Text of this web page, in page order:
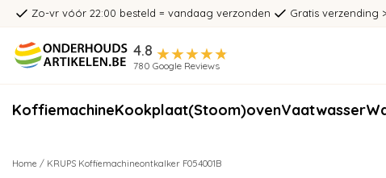
Zo-vr vóór 22:00 besteld = vandaag verzonden Gratis verzending
4.8
780 Google Reviews
KoffiemachineKookplaat(Stoom)ovenVaatwasser
Home / KRUPS Koffiemachineontkalker F054001B